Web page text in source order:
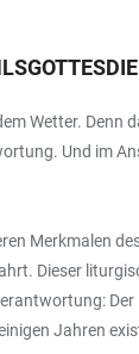
Wetter. Denn
Und im
Merkmalen
Dieser
Jahren